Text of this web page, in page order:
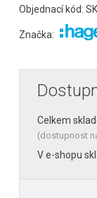
Objednací kód:
Značka:
Celkem
(dostupnost
V e-shopu